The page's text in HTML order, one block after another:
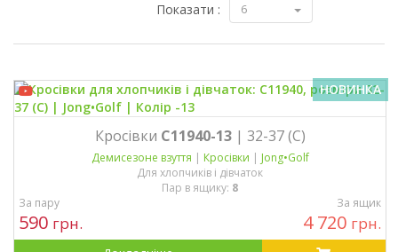
Показати : 6
НОВИНКА
Кросівки C11940-13| 32-37 (C)
Демисезонe взуття | Кросівки | Jong•Golf
Для хлопчиків і дівчаток
Пар в ящику: 8
За пару
За ящик
4 720 грн.
590 грн.